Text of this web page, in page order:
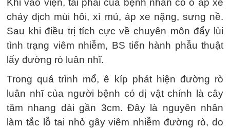
Khi vào viện, tai phải của bệnh nhân có ổ áp xe
chảy dịch mùi hôi, xì mủ, áp xe nặng, sưng nề.
Sau khi điều trị tích cực về chuyên môn đẩy lùi
tình trạng viêm nhiễm, BS tiến hành phẫu thuật
lấy đường rò luân nhĩ.
Trong quá trình mổ, ê kíp phát hiện đường rò
luân nhĩ của người bệnh có dị vật chính là cây
tăm nhang dài gần 3cm. Đây là nguyên nhân
làm tắc lỗ tai nhỏ gây viêm nhiễm đường rò, do